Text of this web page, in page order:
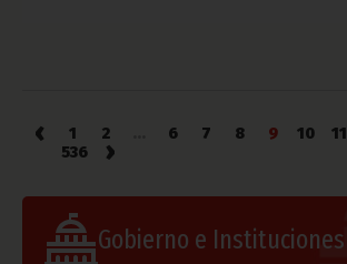
‹ 1 2 6 7 8 9 10 11
536
›
Gobierno e Instituciones